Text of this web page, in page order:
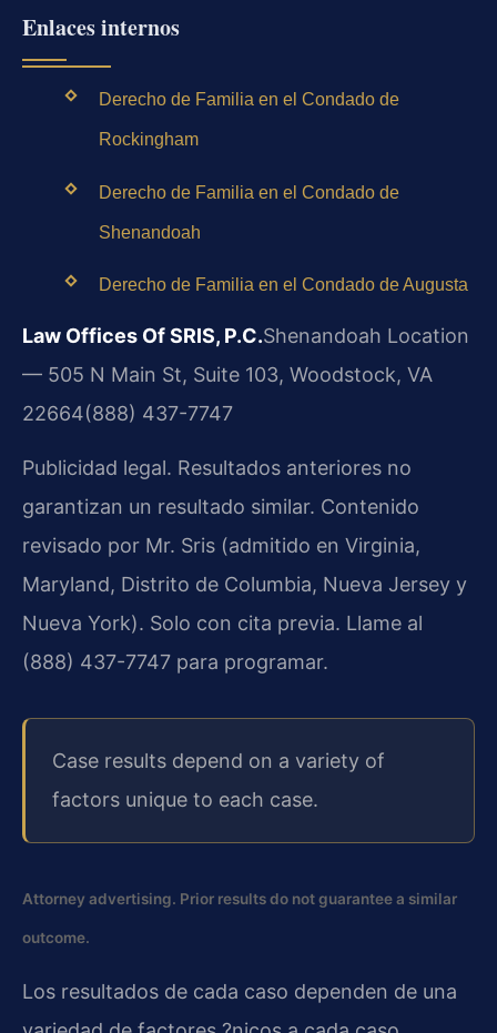
Enlaces internos
Derecho de Familia en el Condado de
Rockingham
Derecho de Familia en el Condado de
Shenandoah
Derecho de Familia en el Condado de Augusta
Law Offices Of SRIS, P.C.Shenandoah Location
— 505 N Main St, Suite 103, Woodstock, VA
22664(888) 437-7747
Publicidad legal. Resultados anteriores no
garantizan un resultado similar. Contenido
revisado por Mr. Sris (admitido en Virginia,
Maryland, Distrito de Columbia, Nueva Jersey y
Nueva York). Solo con cita previa. Llame al
(888) 437-7747 para programar.
Case results depend on a variety of
factors unique to each case.
Attorney advertising. Prior results do not guarantee a similar
outcome.
Los resultados de cada caso dependen de una